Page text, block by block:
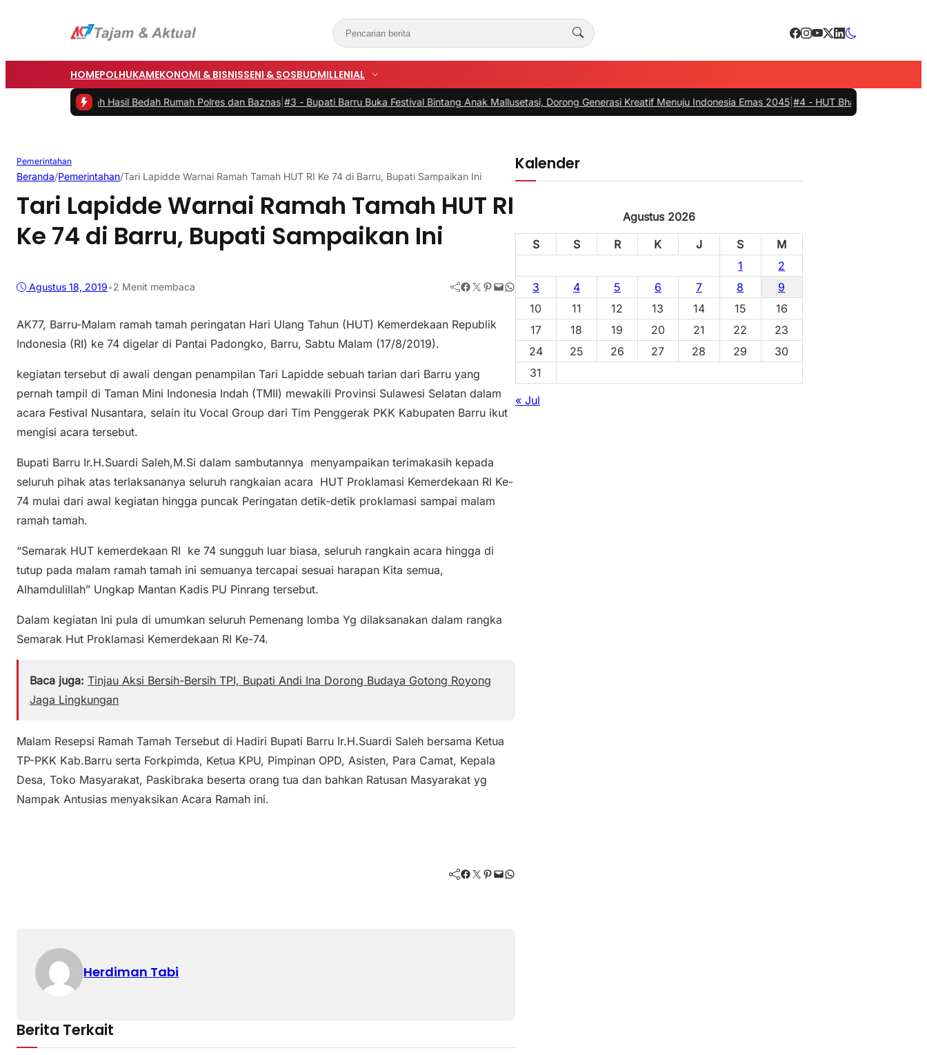
HOMEPOLHUKAMEKONOMI & BISNISSENI & SOSBUDMILLENIAL
Rumah Hasil Bedah Rumah Polres dan Baznas|#3 -Bupati Barru Buka Festival Bintang Anak Mallusetasi, Dorong Generasi Kreatif Menuju Indonesia Emas 2045 |#4 - HUT Bhayangkari ke-80, Pemkab
Pemerintahan
Beranda/Pemerintahan/Tari Lapidde Warnai Ramah Tamah HUT RI Ke 74 di Barru, Bupati Sampaikan Ini
Tari Lapidde Warnai Ramah Tamah HUT RI
Ke 74 di Barru, Bupati Sampaikan Ini
Agustus 18, 2019•2 Menit membaca Facebook Twitter Pinterest Mail WhatsApp
AK77, Barru-Malam ramah tamah peringatan Hari Ulang Tahun (HUT) Kemerdekaan Republik
Indonesia (RI) ke 74 digelar di Pantai Padongko, Barru, Sabtu Malam (17/8/2019).
kegiatan tersebut di awali dengan penampilan Tari Lapidde sebuah tarian dari Barru yang
pernah tampil di Taman Mini Indonesia Indah (TMII) mewakili Provinsi Sulawesi Selatan dalam
acara Festival Nusantara, selain itu Vocal Group dari Tim Penggerak PKK Kabupaten Barru ikut
mengisi acara tersebut.
Bupati Barru Ir.H.Suardi Saleh,M.Si dalam sambutannya menyampaikan terimakasih kepada
seluruh pihak atas terlaksananya seluruh rangkaian acara HUT Proklamasi Kemerdekaan RI Ke-
74 mulai dari awal kegiatan hingga puncak Peringatan detik-detik proklamasi sampai malam
ramah tamah.
“Semarak HUT kemerdekaan RI ke 74 sungguh luar biasa, seluruh rangkain acara hingga di
tutup pada malam ramah tamah ini semuanya tercapai sesuai harapan Kita semua,
Alhamdulillah” Ungkap Mantan Kadis PU Pinrang tersebut.
Dalam kegiatan Ini pula di umumkan seluruh Pemenang lomba Yg dilaksanakan dalam rangka
Semarak Hut Proklamasi Kemerdekaan RI Ke-74.
Baca juga: Tinjau Aksi Bersih-Bersih TPI, Bupati Andi Ina Dorong Budaya Gotong Royong
Jaga Lingkungan
Malam Resepsi Ramah Tamah Tersebut di Hadiri Bupati Barru Ir.H.Suardi Saleh bersama Ketua
TP-PKK Kab.Barru serta Forkpimda, Ketua KPU, Pimpinan OPD, Asisten, Para Camat, Kepala
Desa, Toko Masyarakat, Paskibraka beserta orang tua dan bahkan Ratusan Masyarakat yg
Nampak Antusias menyaksikan Acara Ramah ini.
Facebook Twitter Pinterest Mail WhatsApp
Herdiman Tabi
Berita Terkait
Kalender
Agustus 2026
S
S R K J S
M
1
2
3
4 5 6 7 8
9
10
11 12 13 14 15
16
17
18 19 20 21 22
23
24
25 26 27 28 29
30
31
« Jul